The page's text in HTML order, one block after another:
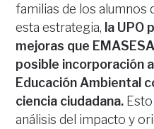
familias de los alumnos
esta estrategia, la UPO
mejoras que
posible incorporación
Educación Ambiental
ciencia ciudadana.
análisis del impacto y